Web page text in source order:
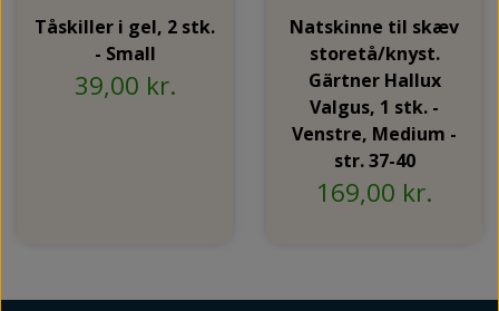
Tåskiller i gel, 2 stk.
- Small
39,00 kr.
Natskinne til skæv
storetå/knyst.
Gärtner Hallux
Valgus, 1 stk. -
Venstre, Medium -
str. 37-40
169,00 kr.